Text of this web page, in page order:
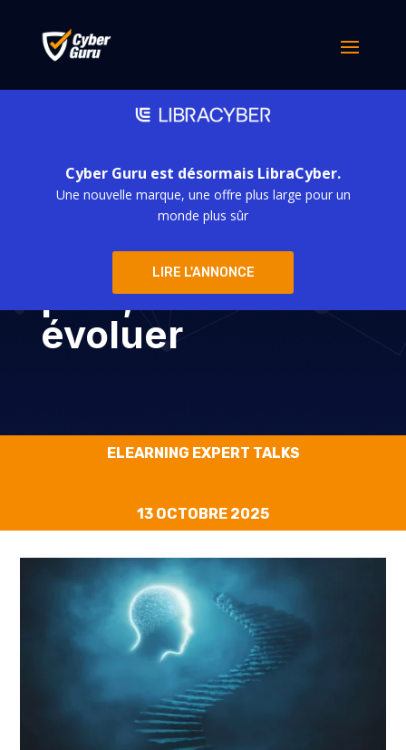
Cyber Guru est désormais LibraCyber.
Une nouvelle marque, une offre plus large pour un
monde plus sûr
LIRE L'ANNONCE
Cybersécurité :
savoir ne suffit
plus, il faut
évoluer
ELEARNING EXPERT TALKS
13 OCTOBRE 2025